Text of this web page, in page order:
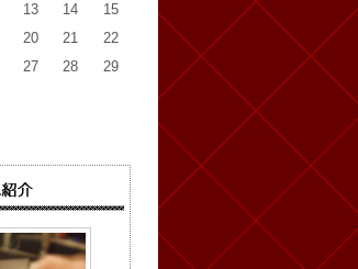
13 14
15
20 21
22
27 28
29